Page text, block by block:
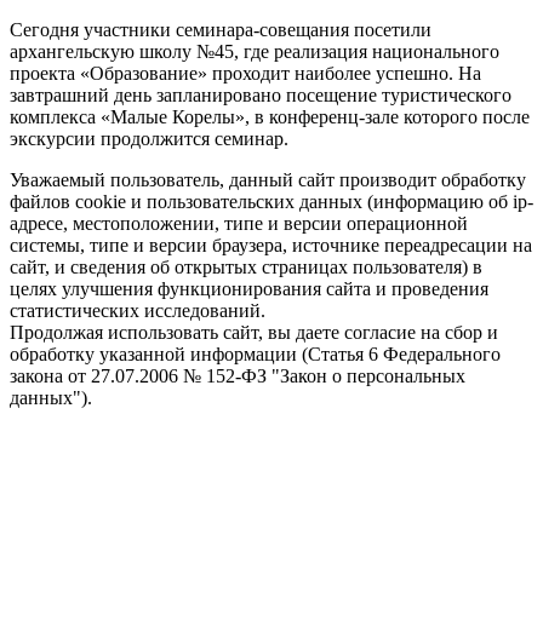
Сегодня участники семинара-совещания посетили
архангельскую школу №45, где реализация национального
проекта «Образование» проходит наиболее успешно. На
завтрашний день запланировано посещение туристического
комплекса «Малые Корелы», в конференц-зале которого после
экскурсии продолжится семинар.
Уважаемый пользователь, данный сайт производит обработку
файлов cookie и пользовательских данных (информацию об ip-
адресе, местоположении, типе и версии операционной
системы, типе и версии браузера, источнике переадресации на
сайт, и сведения об открытых страницах пользователя) в
целях улучшения функционирования сайта и проведения
статистических исследований.
Продолжая использовать сайт, вы даете согласие на сбор и
обработку указанной информации (Статья 6 Федерального
закона от 27.07.2006 № 152-ФЗ "Закон о персональных
данных").